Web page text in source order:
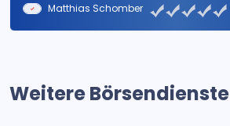
Matthias Schomber
Weitere Börsendienste